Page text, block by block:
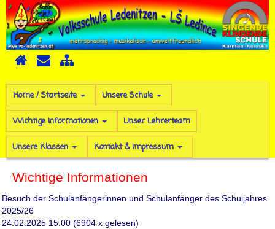
Home / Startseite Unsere Schule
Wichtige Informationen Unser Lehrerteam
Unsere Klassen Kontakt & Impressum
Wichtige Informationen
Besuch der Schulanfängerinnen und Schulanfänger des Schuljahres
2025/26
24.02.2025 15:00 (6904 x gelesen)